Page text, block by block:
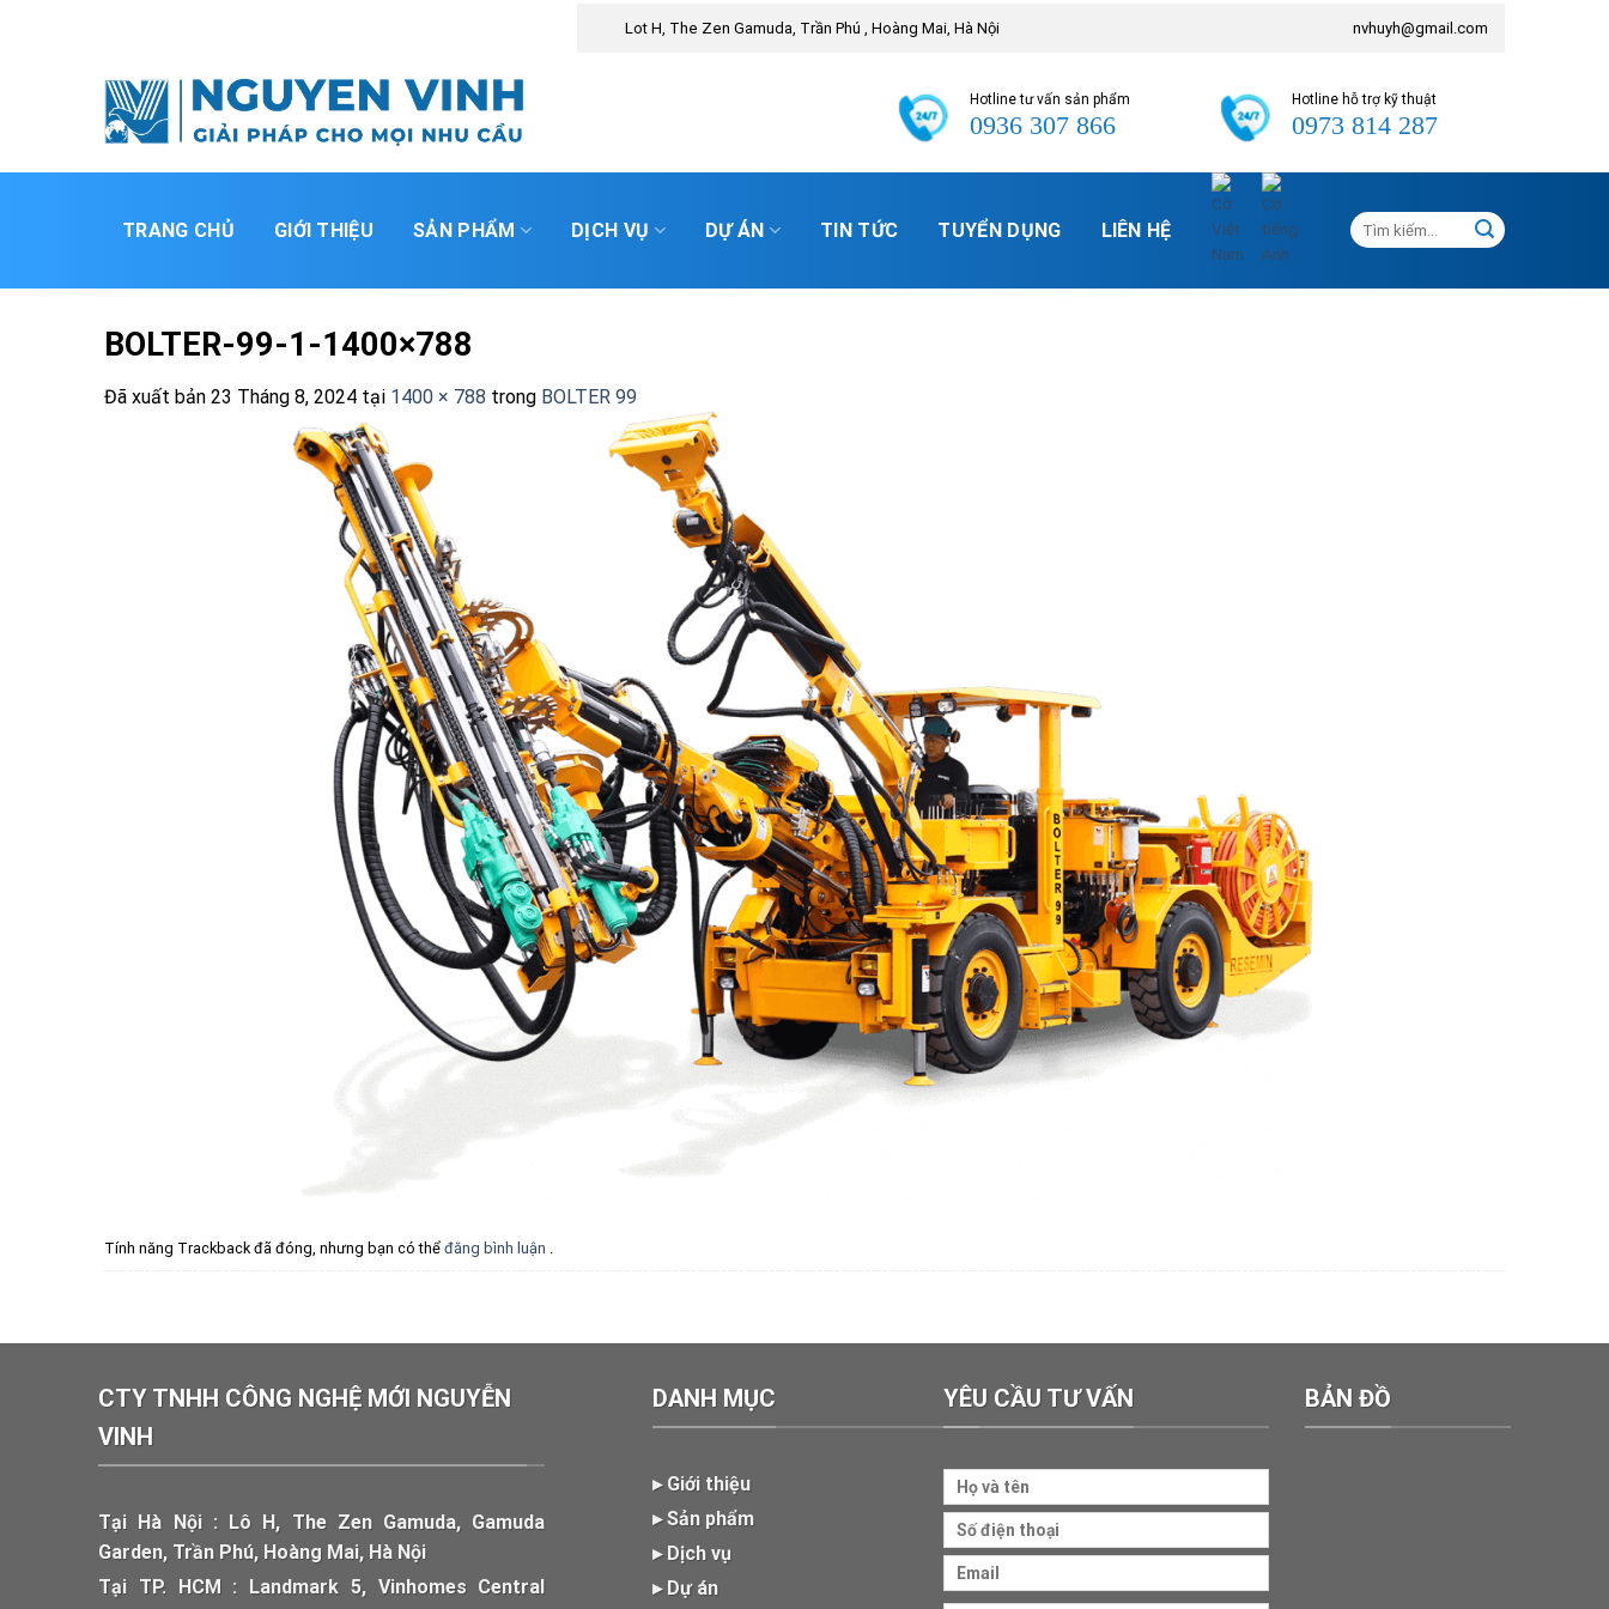
Lot H, The Zen Gamuda, Trần Phú , Hoàng Mai, Hà Nội nvhuyh@gmail.com
Hotline tư vấn sản phẩm
0936 307 866
Hotline hỗ trợ kỹ thuật
0973 814 287
TRANG CHỦ GIỚI THIỆU SẢN PHẨM DỊCH VỤ DỰ ÁN TIN TỨC TUYỂN DỤNG LIÊN HỆ
Tìm
kiếm:
BOLTER-99-1-1400×788
Đã xuất bản 23 Tháng 8, 2024 tại 1400 × 788 trong BOLTER 99
Tính năng Trackback đã đóng, nhưng bạn có thể đăng bình luận .
CTY TNHH CÔNG NGHỆ MỚI NGUYỄN
VINH
Tại Hà Nội : Lô H, The Zen Gamuda, Gamuda
Garden, Trần Phú, Hoàng Mai, Hà Nội
Tại TP. HCM : Landmark 5, Vinhomes Central
DANH MỤC
▸ Giới thiệu
▸ Sản phẩm
▸ Dịch vụ
▸ Dự án
YÊU CẦU TƯ VẤN BẢN ĐỒ